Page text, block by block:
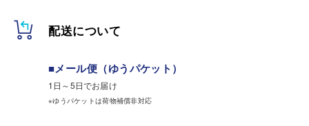
配送について
■メール便（ゆうパケット）
1日～5日でお届け
※ゆうパケットは荷物補償非対応